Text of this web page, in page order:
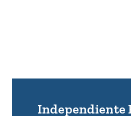
Independiente